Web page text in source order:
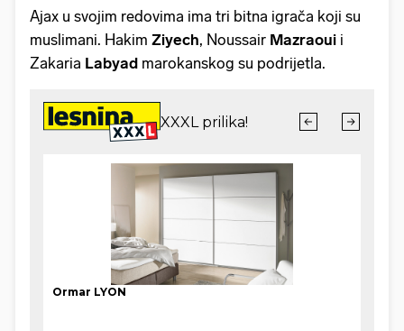
Ajax u svojim redovima ima tri bitna igrača koji su
muslimani. Hakim Ziyech, Noussair Mazraoui i
Zakaria Labyad marokanskog su podrijetla.